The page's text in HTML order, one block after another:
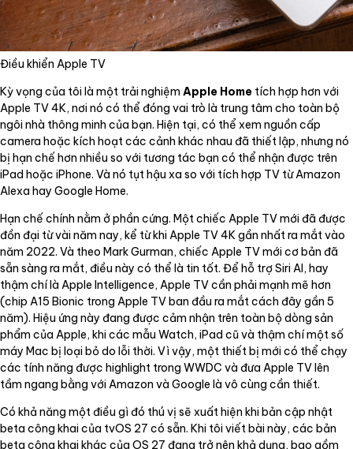
Điều khiển Apple TV
Kỳ vọng của tôi là một trải nghiệm Apple Home tích hợp hơn với
Apple TV 4K, nơi nó có thể đóng vai trò là trung tâm cho toàn bộ
ngôi nhà thông minh của bạn. Hiện tại, có thể xem nguồn cấp
camera hoặc kích hoạt các cảnh khác nhau đã thiết lập, nhưng nó
bị hạn chế hơn nhiều so với tương tác bạn có thể nhận được trên
iPad hoặc iPhone. Và nó tụt hậu xa so với tích hợp TV từ Amazon
Alexa hay Google Home.
Hạn chế chính nằm ở phần cứng. Một chiếc Apple TV mới đã được
đồn đại từ vài năm nay, kể từ khi Apple TV 4K gần nhất ra mắt vào
năm 2022. Và theo Mark Gurman, chiếc Apple TV mới cơ bản đã
sẵn sàng ra mắt, điều này có thể là tin tốt. Để hỗ trợ Siri AI, hay
thậm chí là Apple Intelligence, Apple TV cần phải mạnh mẽ hơn
(chip A15 Bionic trong Apple TV ban đầu ra mắt cách đây gần 5
năm). Hiệu ứng này đang được cảm nhận trên toàn bộ dòng sản
phẩm của Apple, khi các mẫu Watch, iPad cũ và thậm chí một số
máy Mac bị loại bỏ do lỗi thời. Vì vậy, một thiết bị mới có thể chạy
các tính năng được highlight trong WWDC và đưa Apple TV lên
tầm ngang bằng với Amazon và Google là vô cùng cần thiết.
Có khả năng một điều gì đó thú vị sẽ xuất hiện khi bản cập nhật
beta công khai của tvOS 27 có sẵn. Khi tôi viết bài này, các bản
beta công khai khác của OS 27 đang trở nên khả dụng, bao gồm